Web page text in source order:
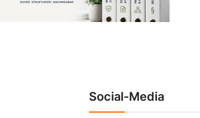
Social-Media